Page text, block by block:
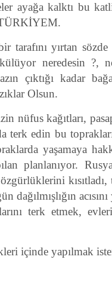
ayağa kalktı bu
TÜRKİYEM.
yırtan
neredesin ?,
çıktığı kadar
Olsun.
nüfus kağıtları,
terk edin bu
yaşamaya
planlanıyor.
kısıtladı,
terk etmek,
içinde yapılmak